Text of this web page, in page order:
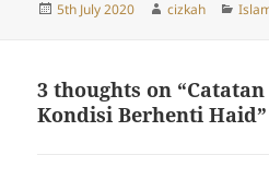
Posted
5th July 2020 Author
cizkah
3 thoughts on
Kondisi Berhenti Haid”